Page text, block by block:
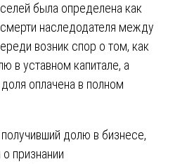
была определена как
наследодателя между
возник спор о том, как
в уставном капитале, а
оплачена в полном
долю в бизнесе,
признании